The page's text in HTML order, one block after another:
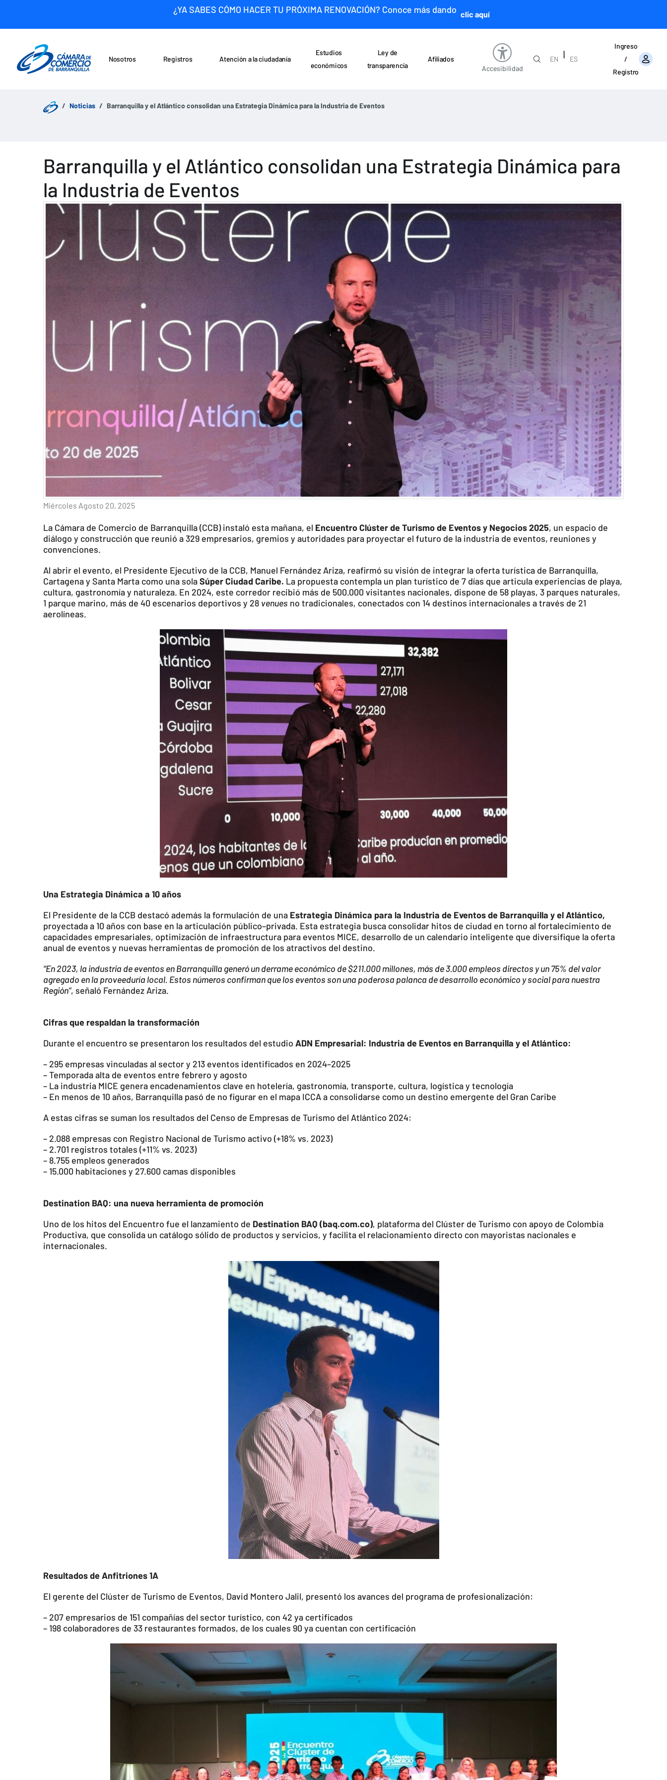
¿YA SABES CÓMO HACER TU PRÓXIMA RENOVACIÓN? Conoce más dando clic aquí
Nosotros Registros
Atención a la ciudadanía
Estudios
económicos
Ley de
transparencia
Afiliados
Accesibilidad
EN |
ES
Ingreso
/
Registro
Noticias Barranquilla y el Atlántico consolidan una Estrategia Dinámica para la Industria de Eventos
Barranquilla y el Atlántico consolidan una Estrategia Dinámica para
la Industria de Eventos
Miércoles Agosto 20, 2025
La Cámara de Comercio de Barranquilla (CCB) instaló esta mañana, el Encuentro Clúster de Turismo de Eventos y Negocios 2025, un espacio de
diálogo y construcción que reunió a 329 empresarios, gremios y autoridades para proyectar el futuro de la industria de eventos, reuniones y
convenciones.
Al abrir el evento, el Presidente Ejecutivo de la CCB, Manuel Fernández Ariza, reafirmó su visión de integrar la oferta turística de Barranquilla,
Cartagena y Santa Marta como una solaSúper Ciudad Caribe. La propuesta contempla un plan turístico de 7 días que articula experiencias de playa,
cultura, gastronomía y naturaleza. En 2024, este corredor recibió más de 500.000 visitantes nacionales, dispone de 58 playas, 3 parques naturales,
1 parque marino, más de 40 escenarios deportivos y 28 venues no tradicionales, conectados con 14 destinos internacionales a través de 21
aerolíneas.
Una Estrategia Dinámica a 10 años
El Presidente de la CCB destacó además la formulación de una Estrategia Dinámica para la Industria de Eventos de Barranquilla y el Atlántico,
proyectada a 10 años con base en la articulación público–privada. Esta estrategia busca consolidar hitos de ciudad en torno al fortalecimiento de
capacidades empresariales, optimización de infraestructura para eventos MICE, desarrollo de un calendario inteligente que diversifique la oferta
anual de eventos y nuevas herramientas de promoción de los atractivos del destino.
“En 2023, la industria de eventos en Barranquilla generó un derrame económico de $211.000 millones, más de 3.000 empleos directos y un 75% del valor
agregado en la proveeduría local. Estos números confirman que los eventos son una poderosa palanca de desarrollo económico y social para nuestra
Región”, señaló Fernández Ariza.
Cifras que respaldan la transformación
Durante el encuentro se presentaron los resultados del estudio ADN Empresarial: Industria de Eventos en Barranquilla y el Atlántico:
– 295 empresas vinculadas al sector y 213 eventos identificados en 2024–2025
– Temporada alta de eventos entre febrero y agosto
– La industria MICE genera encadenamientos clave en hotelería, gastronomía, transporte, cultura, logística y tecnología
– En menos de 10 años, Barranquilla pasó de no figurar en el mapa ICCA a consolidarse como un destino emergente del Gran Caribe
A estas cifras se suman los resultados del Censo de Empresas de Turismo del Atlántico 2024:
– 2.088 empresas con Registro Nacional de Turismo activo (+18% vs. 2023)
– 2.701 registros totales (+11% vs. 2023)
– 8.755 empleos generados
– 15.000 habitaciones y 27.600 camas disponibles
Destination BAQ: una nueva herramienta de promoción
Uno de los hitos del Encuentro fue el lanzamiento de Destination BAQ (baq.com.co), plataforma del Clúster de Turismo con apoyo de Colombia
Productiva, que consolida un catálogo sólido de productos y servicios, y facilita el relacionamiento directo con mayoristas nacionales e
internacionales.
Resultados de Anfitriones 1A
El gerente del Clúster de Turismo de Eventos, David Montero Jalil, presentó los avances del programa de profesionalización:
– 207 empresarios de 151 compañías del sector turístico, con 42 ya certificados
– 198 colaboradores de 33 restaurantes formados, de los cuales 90 ya cuentan con certificación